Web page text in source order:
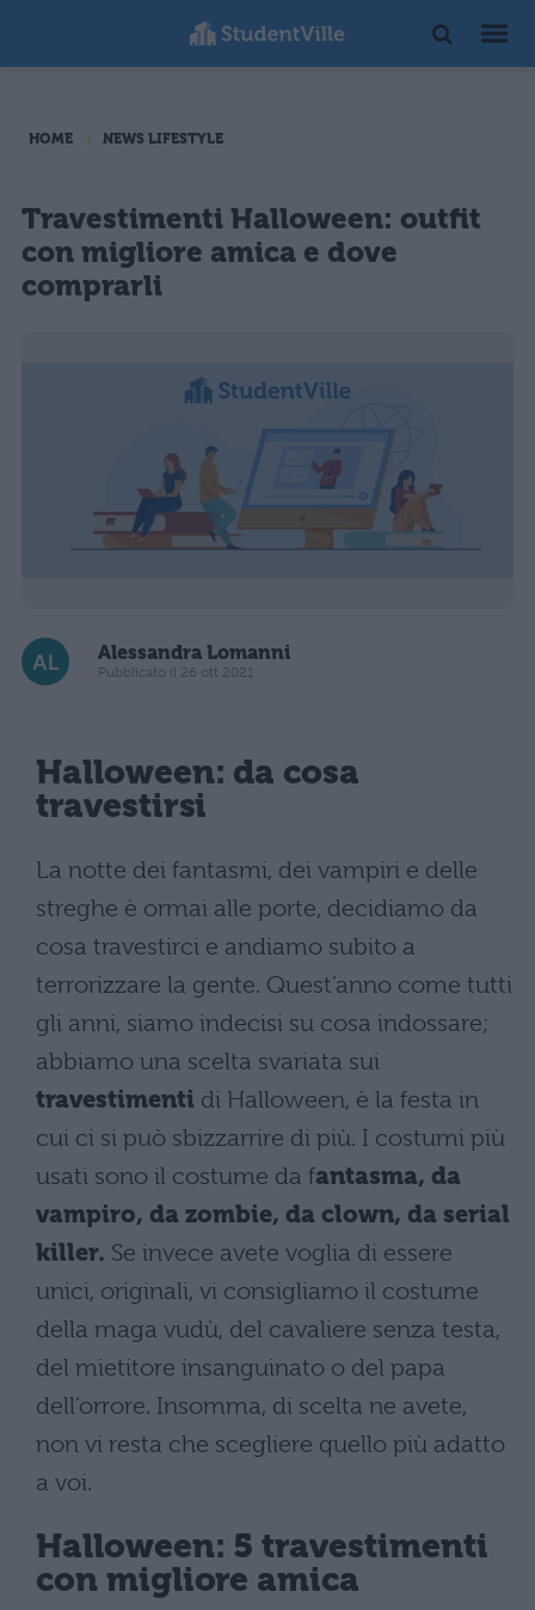
HOME NEWS LIFESTYLE
Travestimenti Halloween: outfit
con migliore amica e dove
comprarli
Alessandra Lomanni
Pubblicato il 26 ott 2021
Halloween: da cosa
travestirsi
La notte dei fantasmi, dei vampiri e delle
streghe è ormai alle porte, decidiamo da
cosa travestirci e andiamo subito a
terrorizzare la gente. Quest’anno come tutti
gli anni, siamo indecisi su cosa indossare;
abbiamo una scelta svariata sui
travestimenti di Halloween, è la festa in
cui ci si può sbizzarrire di più. I costumi più
usati sono il costume da fantasma, da
vampiro, da zombie, da clown, da serial
killer. Se invece avete voglia di essere
unici, originali, vi consigliamo il costume
della maga vudù, del cavaliere senza testa,
del mietitore insanguinato o del papa
dell’orrore. Insomma, di scelta ne avete,
non vi resta che scegliere quello più adatto
a voi.
Halloween: 5 travestimenti
con migliore amica